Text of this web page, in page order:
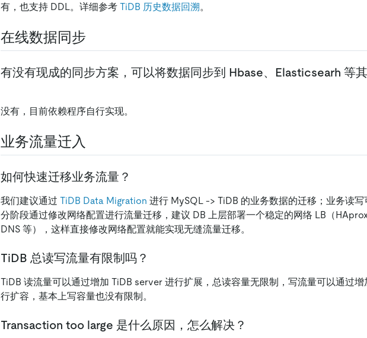
有，也支持 DDL。详细参考 TiDB 历史数据回溯。
在线数据同步
有没有现成的同步方案，可以将数据同步到 Hbase、Elasticsearh 等
没有，目前依赖程序自行实现。
业务流量迁入
如何快速迁移业务流量？
我们建议通过 TiDB Data Migration 进行 MySQL -> TiDB 的业务数据的迁移；业务读
分阶段通过修改网络配置进行流量迁移，建议 DB 上层部署一个稳定的网络 LB（
DNS 等），这样直接修改网络配置就能实现无缝流量迁移。
TiDB 总读写流量有限制吗？
TiDB 读流量可以通过增加 TiDB server 进行扩展，总读容量无限制，写流量可以通过增
行扩容，基本上写容量也没有限制。
Transaction too large 是什么原因，怎么解决？